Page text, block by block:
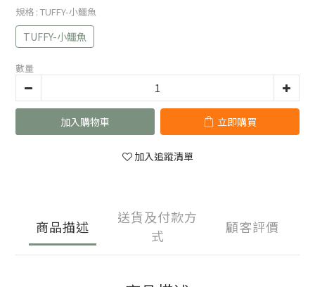
規格 : TUFFY-小鱷魚
TUFFY-小鱷魚
數量
加入購物車 立即購買
加入追蹤清單
商品描述
送貨及付款方
式
顧客評價